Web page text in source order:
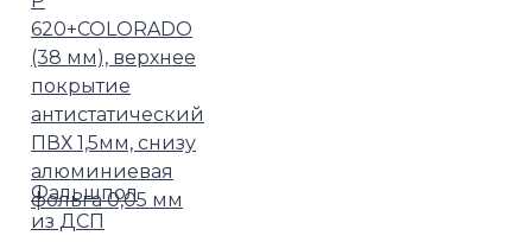
Фальшпол
из ДСП